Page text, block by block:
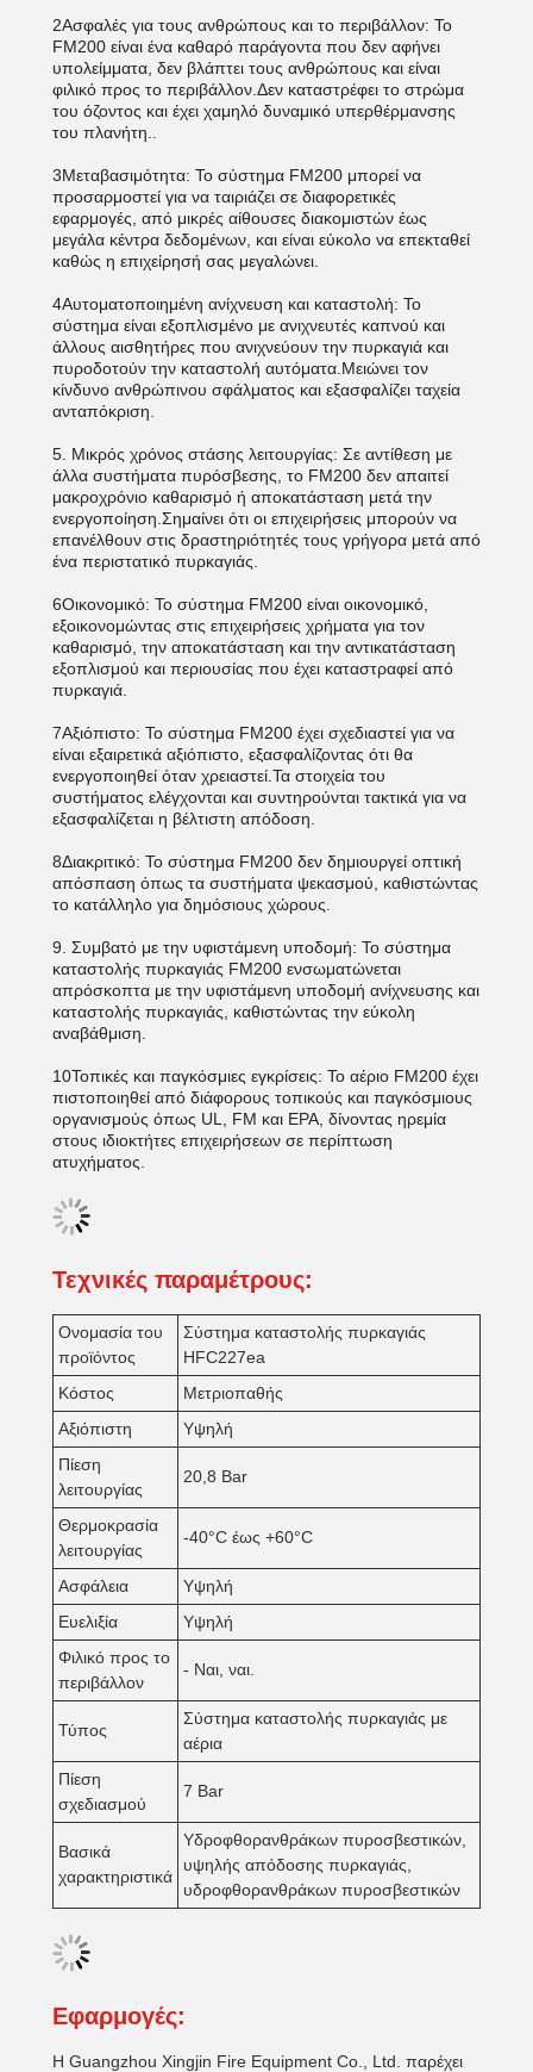
2Ασφαλές για τους ανθρώπους και το περιβάλλον: Το
FM200 είναι ένα καθαρό παράγοντα που δεν αφήνει
υπολείμματα, δεν βλάπτει τους ανθρώπους και είναι
φιλικό προς το περιβάλλον.Δεν καταστρέφει το στρώμα
του όζοντος και έχει χαμηλό δυναμικό υπερθέρμανσης
του πλανήτη..
3Μεταβασιμότητα: Το σύστημα FM200 μπορεί να
προσαρμοστεί για να ταιριάζει σε διαφορετικές
εφαρμογές, από μικρές αίθουσες διακομιστών έως
μεγάλα κέντρα δεδομένων, και είναι εύκολο να επεκταθεί
καθώς η επιχείρησή σας μεγαλώνει.
4Αυτοματοποιημένη ανίχνευση και καταστολή: Το
σύστημα είναι εξοπλισμένο με ανιχνευτές καπνού και
άλλους αισθητήρες που ανιχνεύουν την πυρκαγιά και
πυροδοτούν την καταστολή αυτόματα.Μειώνει τον
κίνδυνο ανθρώπινου σφάλματος και εξασφαλίζει ταχεία
ανταπόκριση.
5. Μικρός χρόνος στάσης λειτουργίας: Σε αντίθεση με
άλλα συστήματα πυρόσβεσης, το FM200 δεν απαιτεί
μακροχρόνιο καθαρισμό ή αποκατάσταση μετά την
ενεργοποίηση.Σημαίνει ότι οι επιχειρήσεις μπορούν να
επανέλθουν στις δραστηριότητές τους γρήγορα μετά από
ένα περιστατικό πυρκαγιάς.
6Οικονομικό: Το σύστημα FM200 είναι οικονομικό,
εξοικονομώντας στις επιχειρήσεις χρήματα για τον
καθαρισμό, την αποκατάσταση και την αντικατάσταση
εξοπλισμού και περιουσίας που έχει καταστραφεί από
πυρκαγιά.
7Αξιόπιστο: Το σύστημα FM200 έχει σχεδιαστεί για να
είναι εξαιρετικά αξιόπιστο, εξασφαλίζοντας ότι θα
ενεργοποιηθεί όταν χρειαστεί.Τα στοιχεία του
συστήματος ελέγχονται και συντηρούνται τακτικά για να
εξασφαλίζεται η βέλτιστη απόδοση.
8Διακριτικό: Το σύστημα FM200 δεν δημιουργεί οπτική
απόσπαση όπως τα συστήματα ψεκασμού, καθιστώντας
το κατάλληλο για δημόσιους χώρους.
9. Συμβατό με την υφιστάμενη υποδομή: Το σύστημα
καταστολής πυρκαγιάς FM200 ενσωματώνεται
απρόσκοπτα με την υφιστάμενη υποδομή ανίχνευσης και
καταστολής πυρκαγιάς, καθιστώντας την εύκολη
αναβάθμιση.
10Τοπικές και παγκόσμιες εγκρίσεις: Το αέριο FM200 έχει
πιστοποιηθεί από διάφορους τοπικούς και παγκόσμιους
οργανισμούς όπως UL, FM και EPA, δίνοντας ηρεμία
στους ιδιοκτήτες επιχειρήσεων σε περίπτωση
ατυχήματος.
Τεχνικές παραμέτρους:
Ονομασία του
προϊόντος
Σύστημα καταστολής πυρκαγιάς
HFC227ea
Κόστος
Μετριοπαθής
Αξιόπιστη
Υψηλή
Πίεση
λειτουργίας
20,8 Bar
Θερμοκρασία
λειτουργίας
-40°C έως +60°C
Ασφάλεια
Υψηλή
Ευελιξία
Υψηλή
Φιλικό προς το
περιβάλλον
- Ναι, ναι.
Τύπος
Σύστημα καταστολής πυρκαγιάς με
αέρια
Πίεση
σχεδιασμού
7 Bar
Βασικά
χαρακτηριστικά
Υδροφθορανθράκων πυροσβεστικών,
υψηλής απόδοσης πυρκαγιάς,
υδροφθορανθράκων πυροσβεστικών
Εφαρμογές:
Η Guangzhou Xingjin Fire Equipment Co., Ltd. παρέχει